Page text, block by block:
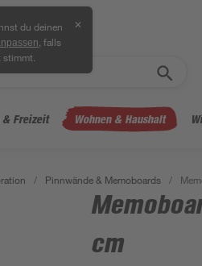
du deinen
, falls
✕
& Freizeit Wohnen & Haushalt
/ Pinnwände & Memoboards /
cm